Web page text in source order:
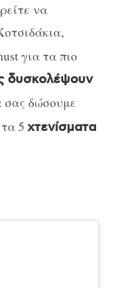
να
για τα πιο
δυσκολέψουν
σας δώσουμε
5 χτενίσματα